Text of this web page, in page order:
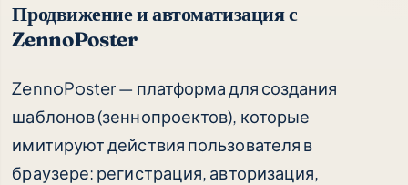
Продвижение и автоматизация с
ZennoPoster
ZennoPoster — платформа для создания
шаблонов (зеннопроектов), которые
имитируют действия пользователя в
браузере: регистрация, авторизация,